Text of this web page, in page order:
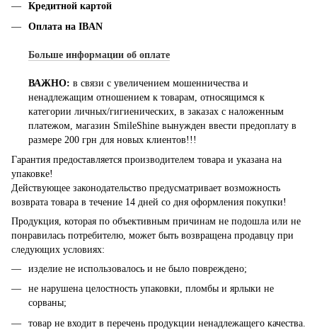
Кредитной картой
Оплата на IBAN
Больше информации об оплате
ВАЖНО: в связи с увеличением мошенничества и
ненадлежащим отношением к товарам, относящимся к
категории личных/гигиенических, в заказах с наложенным
платежом, магазин SmileShine вынужден ввести предоплату в
размере 200 грн для новых клиентов!!!
Гарантия предоставляется производителем товара и указана на
упаковке!
Действующее законодательство предусматривает возможность
возврата товара в течение 14 дней со дня оформления покупки!
Продукция, которая по объективным причинам не подошла или не
понравилась потребителю, может быть возвращена продавцу при
следующих условиях:
изделие не использовалось и не было повреждено;
не нарушена целостность упаковки, пломбы и ярлыки не
сорваны;
товар не входит в перечень продукции ненадлежащего качества.